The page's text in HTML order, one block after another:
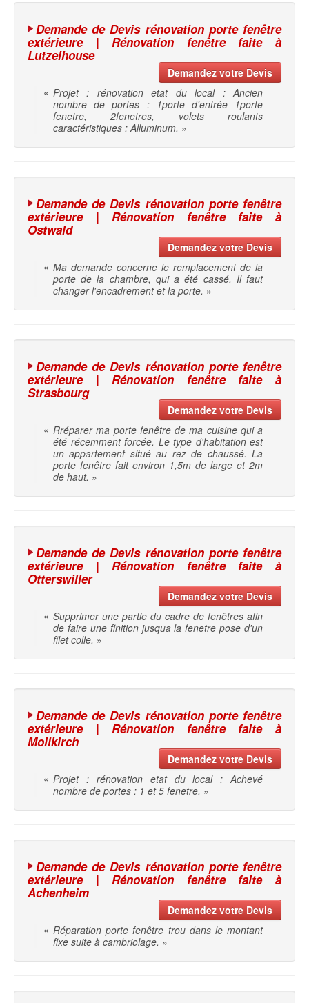
Demande de Devis rénovation porte fenêtre
extérieure | Rénovation fenêtre faite à
Lutzelhouse
Demandez votre Devis
« Projet : rénovation etat du local : Ancien
nombre de portes : 1porte d'entrée 1porte
fenetre, 2fenetres, volets roulants
caractéristiques : Alluminum. »
Demande de Devis rénovation porte fenêtre
extérieure | Rénovation fenêtre faite à
Ostwald
Demandez votre Devis
« Ma demande concerne le remplacement de la
porte de la chambre, qui a été cassé. Il faut
changer l'encadrement et la porte. »
Demande de Devis rénovation porte fenêtre
extérieure | Rénovation fenêtre faite à
Strasbourg
Demandez votre Devis
« Rréparer ma porte fenêtre de ma cuisine qui a
été récemment forcée. Le type d'habitation est
un appartement situé au rez de chaussé. La
porte fenêtre fait environ 1,5m de large et 2m
de haut. »
Demande de Devis rénovation porte fenêtre
extérieure | Rénovation fenêtre faite à
Otterswiller
Demandez votre Devis
« Supprimer une partie du cadre de fenêtres afin
de faire une finition jusqua la fenetre pose d'un
filet colle. »
Demande de Devis rénovation porte fenêtre
extérieure | Rénovation fenêtre faite à
Mollkirch
Demandez votre Devis
« Projet : rénovation etat du local : Achevé
nombre de portes : 1 et 5 fenetre. »
Demande de Devis rénovation porte fenêtre
extérieure | Rénovation fenêtre faite à
Achenheim
Demandez votre Devis
« Réparation porte fenêtre trou dans le montant
fixe suite à cambriolage. »